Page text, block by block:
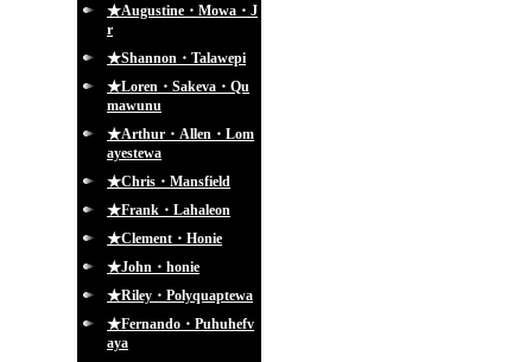
★Augustine・Mowa・J
r
★Shannon・Talawepi
★Loren・Sakeva・Qu
mawunu
★Arthur・Allen・Lom
ayestewa
★Chris・Mansfield
★Frank・Lahaleon
★Clement・Honie
★John・honie
★Riley・Polyquaptewa
★Fernando・Puhuhefv
aya